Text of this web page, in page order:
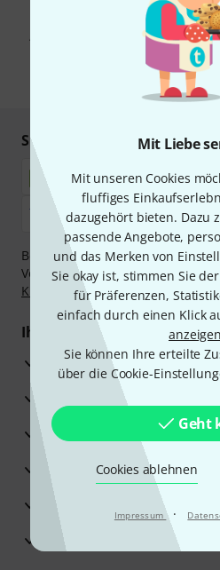
Mit Liebe
Mit unseren Cookies
fluffiges
dazugehört bieten. Dazu
passende Angebote,
und das Merken von
Sie okay ist, stimmen Sie
für Präferenzen,
einfach durch einen Klick
Sie können Ihre erteilte
über die Cookie-
Geht
Cookies ablehnen
Impressum ·
Mit Klick auf „Jetzt anmelden“
Werbung und einer Messung des E-
Abmeldung ist jederzeit möglich.
* Pflichtfeld
Sicher einkaufen &
Bezahlen Sie vertraulich und
Vorkasse, PayPal, Amazon Pay,
Klarna Ratenzahlungoder
Ihre Vorteile
3 Jahre Thomann Garantie
30 Tage Money-Back-Garantie
Reparaturservice
Beratung durch Fachexperten
Zufriedenheitsgarantie
Europas größtes Versandlager